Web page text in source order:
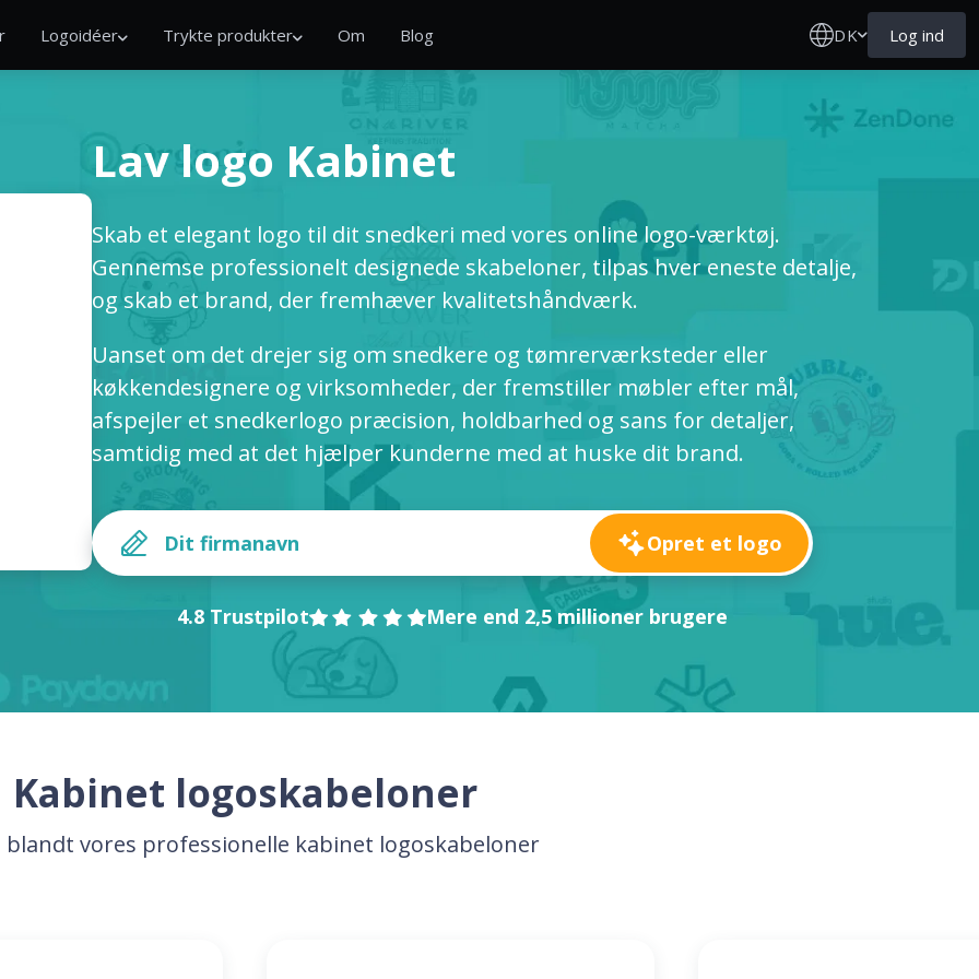
Logoidéer Trykte produkter Om Blog DK Log ind
Lav logo Kabinet
Skab et elegant logo til dit snedkeri med vores online logo-værktøj.
Gennemse professionelt designede skabeloner, tilpas hver eneste detalje,
og skab et brand, der fremhæver kvalitetshåndværk.
Uanset om det drejer sig om snedkere og tømrerværksteder eller
køkkendesignere og virksomheder, der fremstiller møbler efter mål,
afspejler et snedkerlogo præcision, holdbarhed og sans for detaljer,
samtidig med at det hjælper kunderne med at huske dit brand.
Opret et logo
4.8 Trustpilot Mere end 2,5 millioner brugere
Kabinet logoskabeloner
vores professionelle kabinet logoskabeloner